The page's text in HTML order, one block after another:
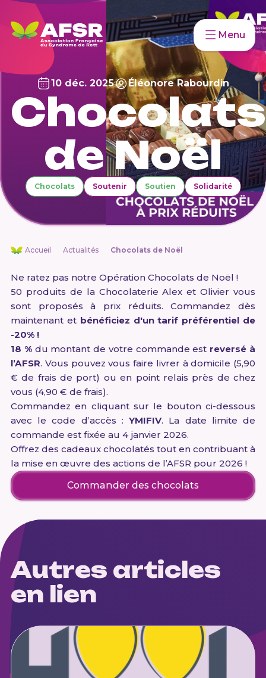
Menu
10 déc. 2025 Éléonore Rabourdin
Chocolats
de Noël
Chocolats Soutenir Soutien Solidarité
Accueil Actualités Chocolats de Noël
Ne ratez pas notre Opération Chocolats de Noël !
50 produits de la Chocolaterie Alex et Olivier vous
sont proposés à prix réduits. Commandez dès
maintenant et bénéficiez d'un tarif préférentiel de
-20% !
18 % du montant de votre commande est reversé à
l’AFSR. Vous pouvez vous faire livrer à domicile (5,90
€ de frais de port) ou en point relais près de chez
vous (4,90 € de frais).
Commandez en cliquant sur le bouton ci-dessous
avec le code d’accès :YMIFIV. La date limite de
commande est fixée au 4 janvier 2026.
Offrez des cadeaux chocolatés tout en contribuant à
la mise en œuvre des actions de l’AFSR pour 2026 !
Commander des chocolats
Autres articles
en lien